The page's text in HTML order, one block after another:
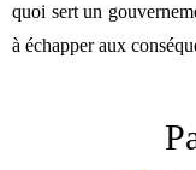
quoi sert un
à échapper aux